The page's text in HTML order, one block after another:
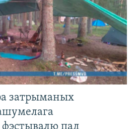
затрыманых
фэстывалю пад